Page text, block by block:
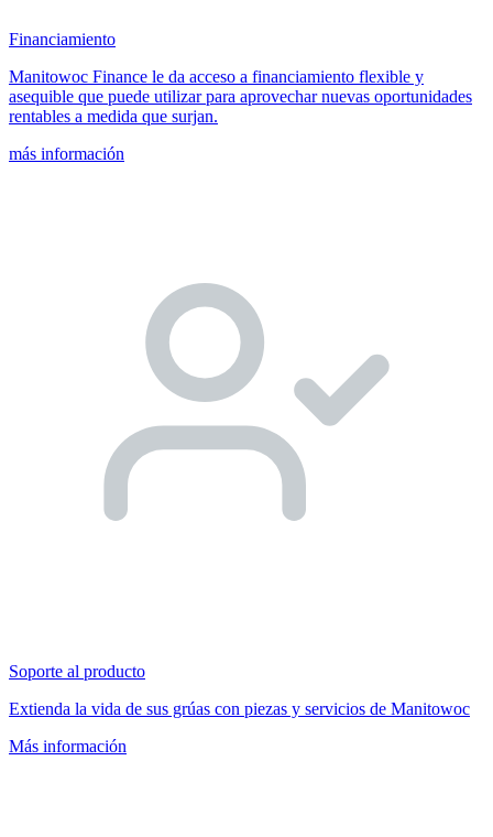
Financiamiento
Manitowoc Finance le da acceso a financiamiento flexible y
asequible que puede utilizar para aprovechar nuevas oportunidades
rentables a medida que surjan.
más información
Soporte al producto
Extienda la vida de sus grúas con piezas y servicios de Manitowoc
Más información